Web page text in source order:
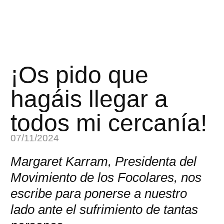
¡Os pido que
hagáis llegar a
todos mi cercanía!
07/11/2024
Margaret Karram, Presidenta del
Movimiento de los Focolares, nos
escribe para ponerse a nuestro
lado ante el sufrimiento de tantas